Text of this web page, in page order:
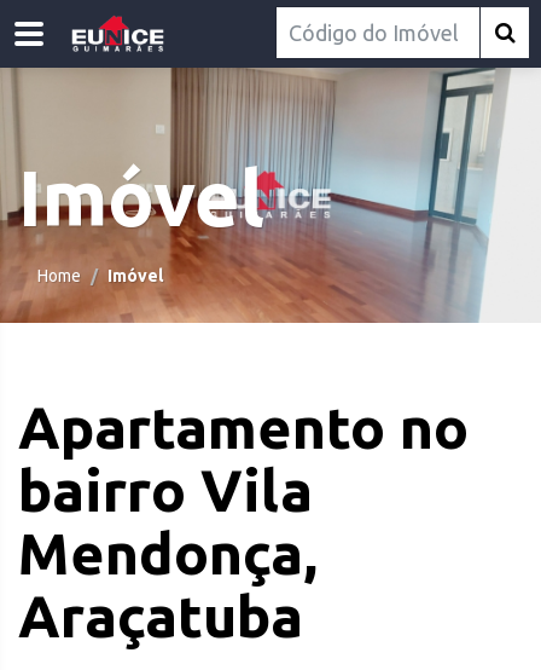
Imóvel
Home Imóvel
Apartamento no
bairro Vila
Mendonça,
Araçatuba